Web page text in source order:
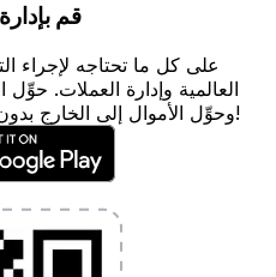
قم
العالمية وإدارة العملات. حوِّل
وحوِّل الأموال إلى الخارج بدون رسوم خفية. قم بالتحميل اليوم!